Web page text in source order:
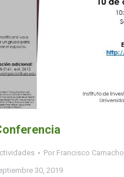
Por Francisco Camacho
30, 2019